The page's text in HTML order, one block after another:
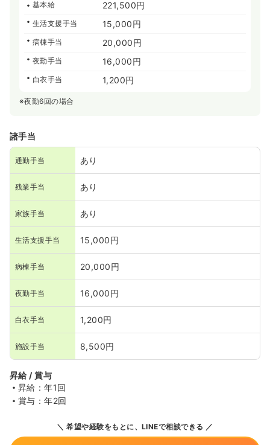
基本給 221,500円
生活支援手当 15,000円
病棟手当 20,000円
夜勤手当 16,000円
白衣手当 1,200円
※夜勤6回の場合
諸手当
通勤手当 あり
残業手当 あり
家族手当 あり
生活支援手当 15,000円
病棟手当 20,000円
夜勤手当 16,000円
白衣手当 1,200円
施設手当 8,500円
昇給 / 賞与
昇給：年1回
賞与：年2回
希望や経験をもとに、LINEで相談できる